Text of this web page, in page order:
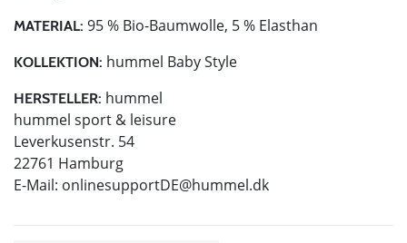
MATERIAL: 95 % Bio-Baumwolle, 5 % Elasthan
KOLLEKTION: hummel Baby Style
HERSTELLER: hummel
hummel sport & leisure
Leverkusenstr. 54
22761 Hamburg
E-Mail: onlinesupportDE@hummel.dk